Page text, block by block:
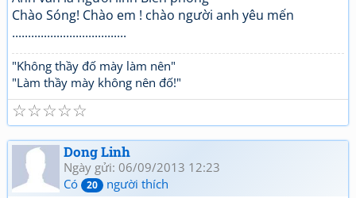
Chào Sóng! Chào em ! chào người anh yêu mến
....................................
"Không thầy đố mày làm nên"
"Làm thầy mày không nên đố!"
☆
☆
☆
☆
☆
Dong Linh
Ngày gửi: 06/09/2013 12:23
Có
20 người thích